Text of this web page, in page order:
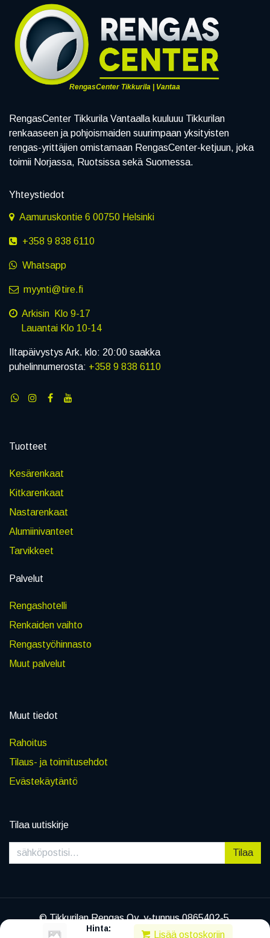
Hinta:
Lisää ostoskoriin
RengasCenter Tikkurila | Vantaa
RengasCenter Tikkurila Vantaalla kuuluuu Tikkurilan
renkaaseen ja pohjoismaiden suurimpaan yksityisten
rengas-yrittäjien omistamaan RengasCenter-ketjuun, joka
toimii Norjassa, Ruotsissa sekä Suomessa.
Yhteystiedot
Aamuruskontie 6 00750 Helsinki
+358 9 838 6110
Whatsapp
myynti@tire.fi
Arkisin Klo 9-17
Lauantai Klo 10-14
Iltapäivystys Ark. klo: 20:00 saakka
puhelinnumerosta: +358 9 838 6110
Tuotteet
Kesärenkaat
Kitkarenkaat
Nastarenkaat
Alumiinivanteet
Tarvikkeet
Palvelut
Rengashotelli
Renkaiden vaihto
Rengastyöhinnasto
Muut palvelut
Muut tiedot
Rahoitus
Tilaus- ja toimitusehdot
Evästekäytäntö
Tilaa uutiskirje
Tilaa
© Tikkurilan Rengas Oy, y-tunnus 0865402-5
|Tietosuojaseloste